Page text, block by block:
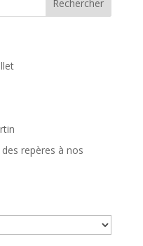
repères à nos